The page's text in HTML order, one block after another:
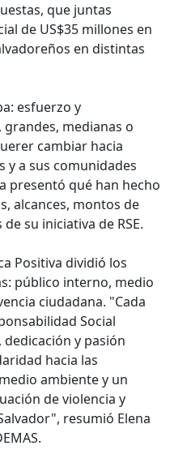
que juntas
de US$35 millones en
en distintas
esfuerzo y
medianas o
cambiar hacia
a sus comunidades
presentó qué han hecho
alcances, montos de
su iniciativa de RSE.
Positiva dividió los
público interno, medio
ciudadana. "Cada
Social
y pasión
hacia las
ambiente y un
de violencia y
resumió Elena